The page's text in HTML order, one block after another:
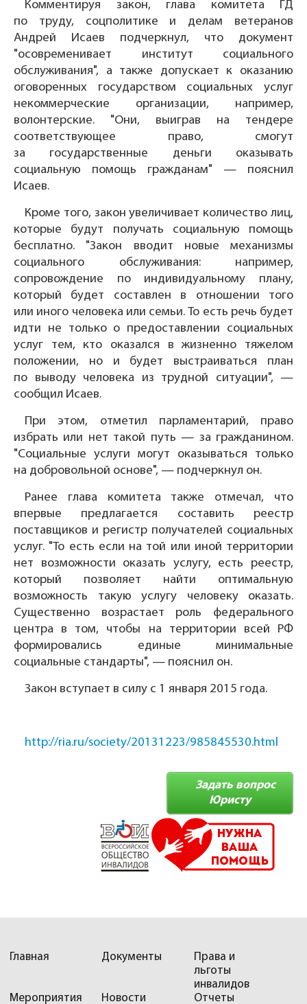
Комментируя закон, глава комитета ГД
по труду, соцполитике и делам ветеранов
Андрей Исаев подчеркнул, что документ
"осовременивает институт социального
обслуживания", а также допускает к оказанию
оговоренных государством социальных услуг
некоммерческие организации, например,
волонтерские. "Они, выиграв на тендере
соответствующее право, смогут
за государственные деньги оказывать
социальную помощь гражданам" — пояснил
Исаев.
Кроме того, закон увеличивает количество лиц,
которые будут получать социальную помощь
бесплатно. "Закон вводит новые механизмы
социального обслуживания: например,
сопровождение по индивидуальному плану,
который будет составлен в отношении того
или иного человека или семьи. То есть речь будет
идти не только о предоставлении социальных
услуг тем, кто оказался в жизненно тяжелом
положении, но и будет выстраиваться план
по выводу человека из трудной ситуации", —
сообщил Исаев.
При этом, отметил парламентарий, право
избрать или нет такой путь — за гражданином.
"Социальные услуги могут оказываться только
на добровольной основе", — подчеркнул он.
Ранее глава комитета также отмечал, что
впервые предлагается составить реестр
поставщиков и регистр получателей социальных
услуг. "То есть если на той или иной территории
нет возможности оказать услугу, есть реестр,
который позволяет найти оптимальную
возможность такую услугу человеку оказать.
Существенно возрастает роль федерального
центра в том, чтобы на территории всей РФ
формировались единые минимальные
социальные стандарты", — пояснил он.
Закон вступает в силу с 1 января 2015 года.
http://ria.ru/society/20131223/985845530.html
Задать вопрос
Юристу
Главная Документы
Права и
льготы
инвалидов
Мероприятия
Новости Отчеты